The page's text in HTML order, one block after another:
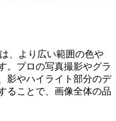
、より広い範囲の色や
。プロの写真撮影やグラ
影やハイライト部分のデ
ることで、画像全体の品